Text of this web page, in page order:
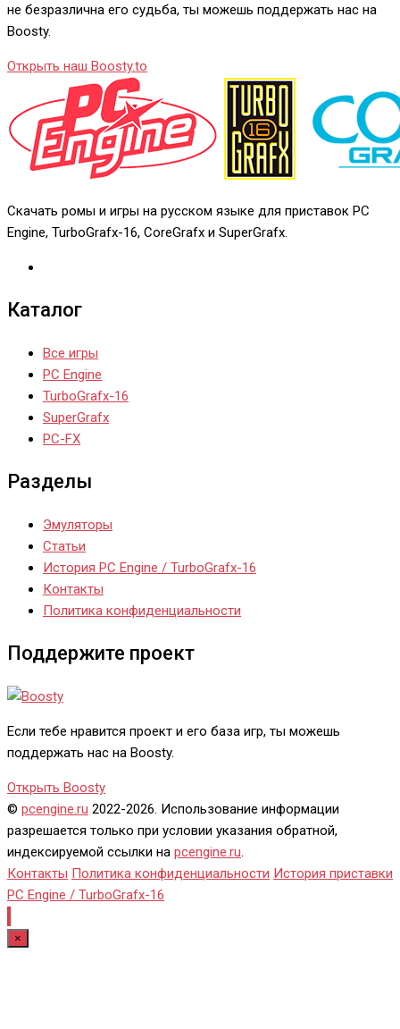
не безразлична его судьба, ты можешь поддержать нас на
Boosty.
Открыть наш Boosty.to
Скачать ромы и игры на русском языке для приставок PC
Engine, TurboGrafx-16, CoreGrafx и SuperGrafx.
Каталог
Все игры
PC Engine
TurboGrafx-16
SuperGrafx
PC-FX
Разделы
Эмуляторы
Статьи
История PC Engine / TurboGrafx-16
Контакты
Политика конфиденциальности
Поддержите проект
Если тебе нравится проект и его база игр, ты можешь
поддержать нас на Boosty.
Открыть Boosty
© pcengine.ru 2022-2026. Использование информации
разрешается только при условии указания обратной,
индексируемой ссылки на pcengine.ru.
Контакты Политика конфиденциальности История приставки
PC Engine / TurboGrafx-16
×